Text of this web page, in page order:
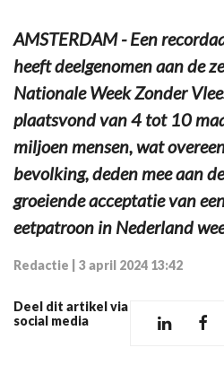
AMSTERDAM - Een
heeft deelgenomen aan de
Nationale Week Zonder
plaatsvond van 4 tot 10
miljoen mensen, wat
bevolking, deden mee aan
groeiende acceptatie van
eetpatroon in Nederland
Redactie 3 april 2024 13:42
Deel dit artikel via
social media